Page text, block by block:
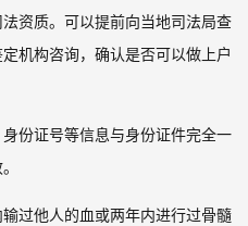
资质。可以提前向当地司法局查
机构咨询，确认是否可以做上户
份证号等信息与身份证件完全一
过他人的血或两年内进行过骨髓